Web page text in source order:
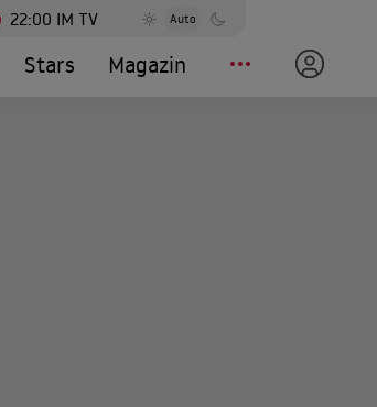
22:00 IM TV Auto
Stars Magazin